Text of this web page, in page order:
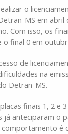
o
MS em abril
Com isso, os
o final 0 em
de
na
Detran-MS.
finais 1, 2 e
já anteciparam o
é